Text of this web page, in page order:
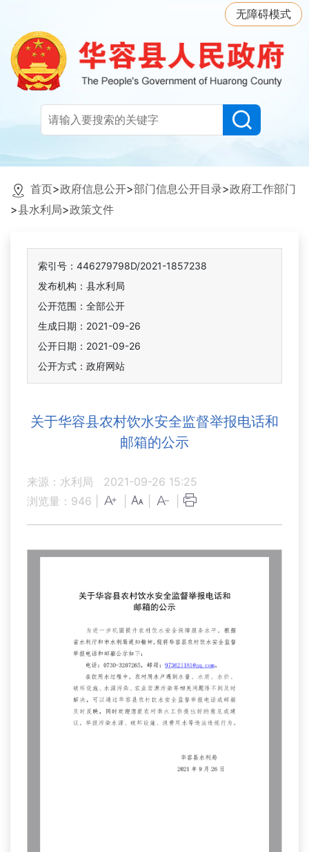
无障碍模式
首页>政府信息公开>部门信息公开目录>政府工作部门
>县水利局>政策文件
索引号：446279798D/2021-1857238
发布机构：县水利局
公开范围：全部公开
生成日期：2021-09-26
公开日期：2021-09-26
公开方式：政府网站
关于华容县农村饮水安全监督举报电话和
邮箱的公示
来源：水利局
2021-09-26 15:25
浏览量： 946